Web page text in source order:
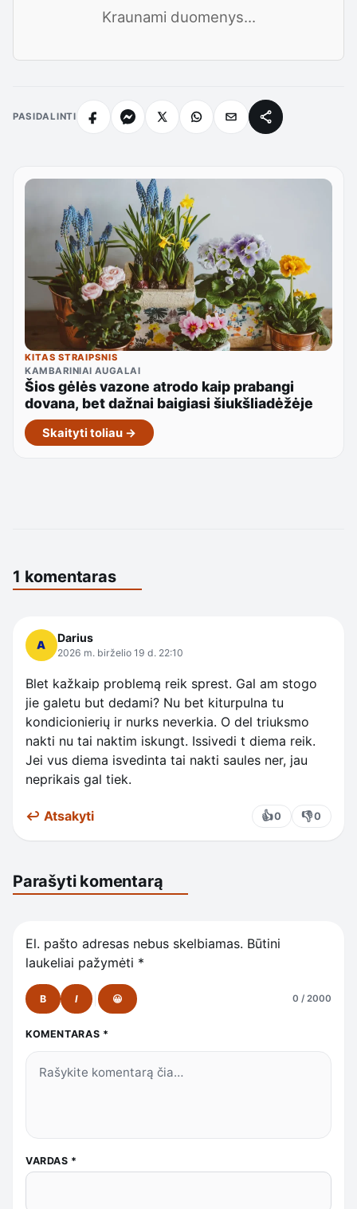
Kraunami duomenys...
PASIDALINTI
KITAS STRAIPSNIS
KAMBARINIAI AUGALAI
Šios gėlės vazone atrodo kaip prabangi
dovana, bet dažnai baigiasi šiukšliadėžėje
Skaityti toliau →
1 komentaras
Darius
2026 m. birželio 19 d. 22:10
Blet kažkaip problemą reik sprest. Gal am stogo
jie galetu but dedami? Nu bet kiturpulna tu
kondicionierių ir nurks neverkia. O del triuksmo
nakti nu tai naktim iskungt. Issivedi t diema reik.
Jei vus diema isvedinta tai nakti saules ner, jau
neprikais gal tiek.
↩ Atsakyti 👍0 👎0
Parašyti komentarą
El. pašto adresas nebus skelbiamas. Būtini
laukeliai pažymėti *
B I 😀 0 / 2000
KOMENTARAS *
VARDAS *